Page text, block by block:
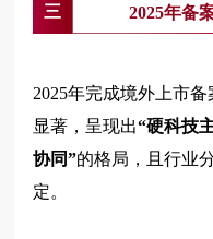
三 2025年备
2025年完成境外上市
显著，呈现出“硬科技
协同”的格局，且行业
定。